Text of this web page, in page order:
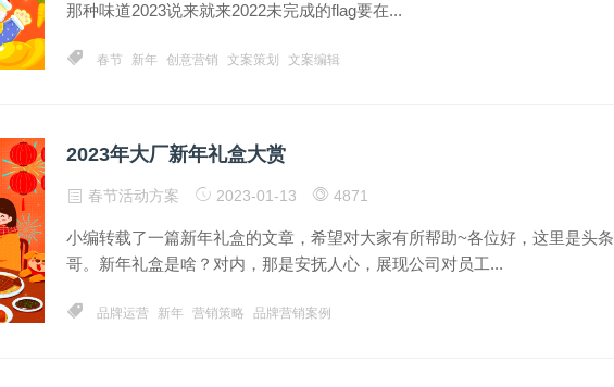
那种味道2023说来就来2022未完成的flag要在...
春节 新年 创意营销 文案策划 文案编辑
2023年大厂新年礼盒大赏
春节活动方案 2023-01-13 4871
小编转载了一篇新年礼盒的文章，希望对大家有所帮助~各位好，这里是头条
哥。新年礼盒是啥？对内，那是安抚人心，展现公司对员工...
品牌运营 新年 营销策略 品牌营销案例